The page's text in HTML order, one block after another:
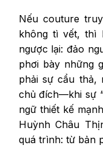
Nếu couture
không tì vết, thì
ngược lại: đảo
phơi bày những
phải sự cẩu thả,
chủ đích—khi sự
ngữ thiết kế
Huỳnh Châu
quá trình: từ bản